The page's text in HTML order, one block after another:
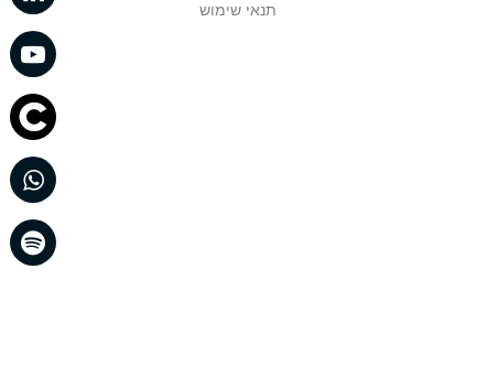
תנאי שימוש